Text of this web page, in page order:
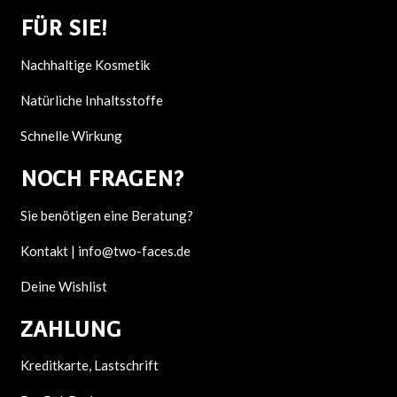
FÜR SIE!
Nachhaltige Kosmetik
Natürliche Inhaltsstoffe
Schnelle Wirkung
NOCH FRAGEN?
Sie benötigen eine Beratung?
Kontakt | info@two-faces.de
Deine Wishlist
ZAHLUNG
Kreditkarte, Lastschrift